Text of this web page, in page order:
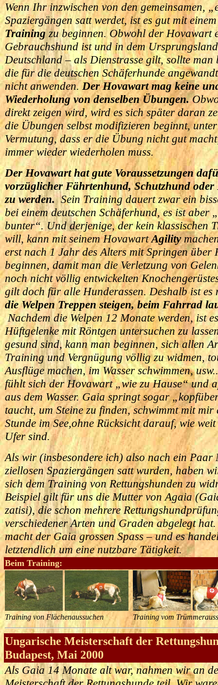
Wenn Ihr inzwischen von den gemeinsamen,
Spaziergängen satt werdet, ist es gut mit
Trainingzu beginnen. Obwohl der Hovawart
Gebrauchshund ist und in dem
Deutschland – als Dienstrasse gilt, sollte
die für die deutschen Schäferhunde
nicht anwenden.Der Hovawart mag keine
Wiederholung von denselben Übungen.
direkt zeigen wird, wird es sich später daran
die Übungen selbst modifizieren beginnt,
Vermutung, dass er die Übung nicht gut
immer wieder wiederholen muss.
Der Hovawart hat gute Voraussetzungen
vorzüglicher Fährtenhund, Schutzhund oder
zu werden. Sein Training dauert zwar ein
bei einem deutschen Schäferhund, es ist aber
bunter“. Und derjenige, der kein klassischen
will, kann mit seinem HovawartAgility
erst nach 1 Jahr des Alters mit Springen über
beginnen, damit man die Verletzung von
noch nicht völlig entwickelten
gilt doch für alle Hunderassen. Deshalb ist es
die Welpen Treppen steigen, beim Fahrrad
Nachdem die Welpen 12 Monate werden, ist
Hüftgelenke mit Röntgen untersuchen zu
gesund sind, kann man beginnen, sich allen
Training und Vergnügung völlig zu widmen,
Ausflüge machen, im Wasser schwimmen,
fühlt sich der Hovawart „wie zu Hause“ und
aus dem Wasser. Gaia springt sogar
taucht, um Steine zu finden, schwimmt mit mir
Stunde im See,ohne Rücksicht darauf, wie
Ufer sind.
Als wir (insbesondere ich) also nach ein Paar
ziellosen Spaziergängen satt wurden, haben
sich dem Training von Rettungshunden zu
Beispiel gilt für uns die Mutter von Agaia
zatisi), die schon mehrere
verschiedener Arten und Graden abgelegt
macht der Gaia grossen Spass – und es
letztendlich um eine nutzbare Tätigkeit.
Beim Training:
Training von Flächenaussuchen Training vom
Ungarische Meisterschaft der
Budapest, Mai 2000
Als Gaia 14 Monate alt war, nahmen wir an